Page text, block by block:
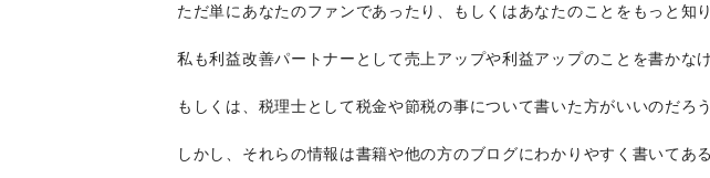
ただ単にあなたのファンであったり、もしくはあなたのことをもっと知
私も利益改善パートナーとして売上アップや利益アップのことを書かな
もしくは、税理士として税金や節税の事について書いた方がいいのだろ
しかし、それらの情報は書籍や他の方のブログにわかりやすく書いてあ